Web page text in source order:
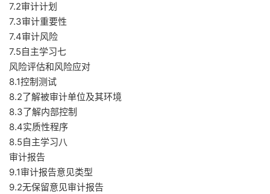
7.2审计计划
7.3审计重要性
7.4审计风险
7.5自主学习七
风险评估和风险应对
8.1控制测试
8.2了解被审计单位及其环境
8.3了解内部控制
8.4实质性程序
8.5自主学习八
审计报告
9.1审计报告意见类型
9.2无保留意见审计报告